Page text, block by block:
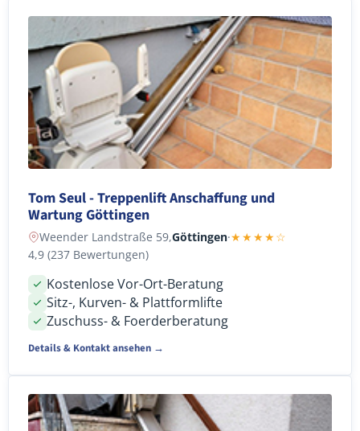
Tom Seul - Treppenlift Anschaffung und
Wartung Göttingen
Weender Landstraße 59,Göttingen·★★★★☆
4,9 (237 Bewertungen)
Kostenlose Vor-Ort-Beratung
Sitz-, Kurven- & Plattformlifte
Zuschuss- & Foerderberatung
Details & Kontakt ansehen →